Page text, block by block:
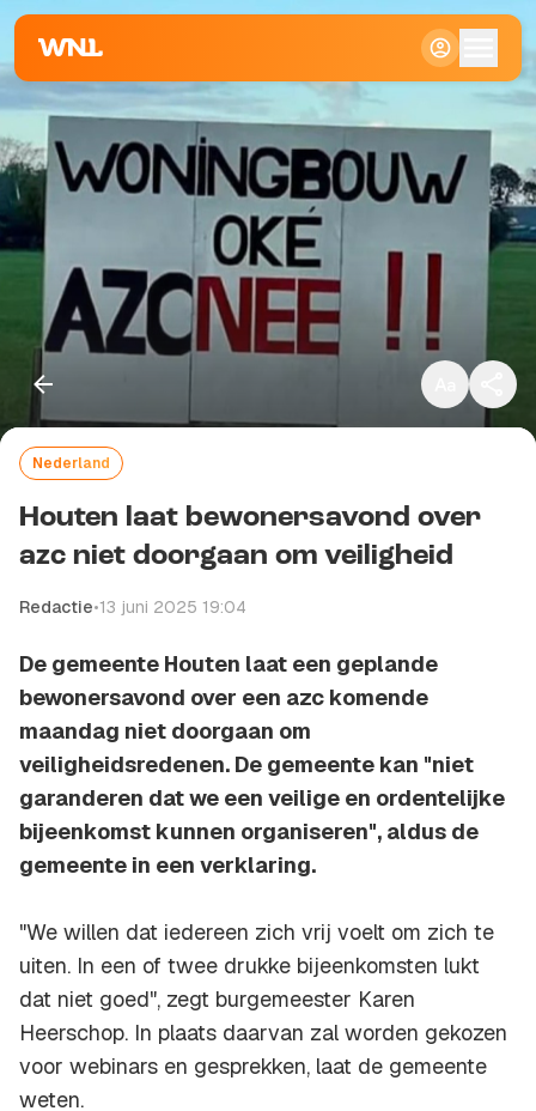
Standaard
Nederland
Houten laat bewonersavond over
azc niet doorgaan om veiligheid
Redactie•13 juni 2025 19:04
De gemeente Houten laat een geplande
bewonersavond over een azc komende
maandag niet doorgaan om
veiligheidsredenen. De gemeente kan "niet
garanderen dat we een veilige en ordentelijke
bijeenkomst kunnen organiseren", aldus de
gemeente in een verklaring.
"We willen dat iedereen zich vrij voelt om zich te
uiten. In een of twee drukke bijeenkomsten lukt
dat niet goed", zegt burgemeester Karen
Heerschop. In plaats daarvan zal worden gekozen
voor webinars en gesprekken, laat de gemeente
weten.